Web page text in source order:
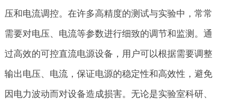
压和电流调控。在许多高精度的测试与实验中，常常
需要对电压、电流等参数进行细致的调节和监测。通
过高效的可控直流电源设备，用户可以根据需要调整
输出电压、电流，保证电源的稳定性和高效性，避免
因电力波动而对设备造成损害。无论是实验室科研、